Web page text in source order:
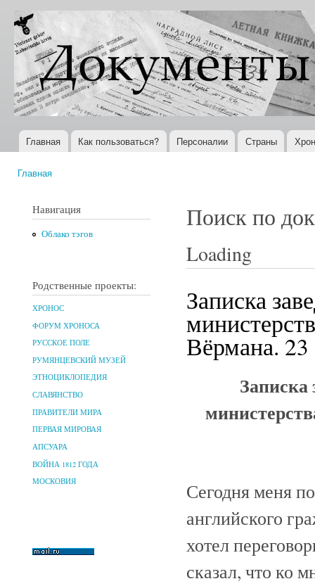
Документы
XX века
Всемирная
история в
Интернете
Главное меню
Главная Как пользоваться? Персоналии Страны
Главная
Навигация
Облако тэгов
Родственные проекты:
ХРОНОС
ФОРУМ ХРОНОСА
РУССКОЕ ПОЛЕ
РУМЯНЦЕВСКИЙ МУЗЕЙ
ЭТНОЦИКЛОПЕДИЯ
СЛАВЯНСТВО
ПРАВИТЕЛИ МИРА
ПЕРВАЯ МИРОВАЯ
АПСУАРА
ВОЙНА 1812 ГОДА
МОСКОВИЯ
Поиск по
Loading
Записка
Вёрмана. 23
Сегодня меня
английского
хотел
сказал, что ко